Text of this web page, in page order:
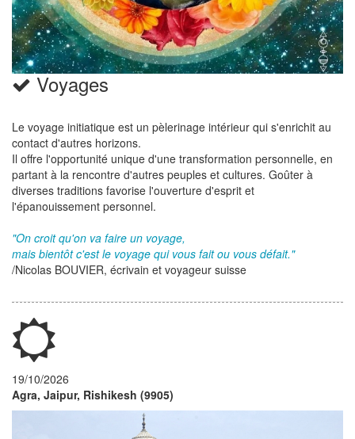
Voyages
Le voyage initiatique est un pèlerinage intérieur qui s'enrichit au
contact d'autres horizons.
Il offre l'opportunité unique d'une transformation personnelle, en
partant à la rencontre d'autres peuples et cultures. Goûter à
diverses traditions favorise l'ouverture d'esprit et
l'épanouissement personnel.
"On croit qu'on va faire un voyage,
mais bientôt c'est le voyage qui vous fait ou vous défait."
/Nicolas BOUVIER, écrivain et voyageur suisse
19/10/2026
Agra, Jaipur, Rishikesh (9905)